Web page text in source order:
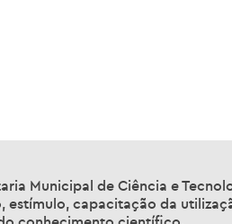
Municipal de Ciência e
estímulo, capacitação da